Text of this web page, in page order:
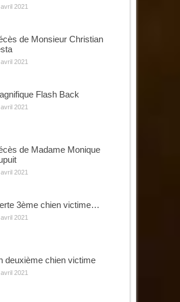
2021
de Monsieur Christian
2021
Flash Back
2021
de Madame Monique
2021
3ème chien victime…
2021
deuxième chien victime
2021